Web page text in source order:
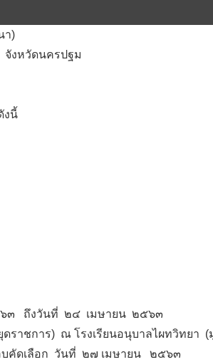
า)
จังหวัดนครปฐม
งนี้
๓ ถึงวันที่ ๒๔ เมษายน ๒๕๖๓
ราชการ) ณ โรงเรียนอนุบาลไผทวิทยา
คัดเลือก วันที่ ๒๗ เมษายน ๒๕๖๓